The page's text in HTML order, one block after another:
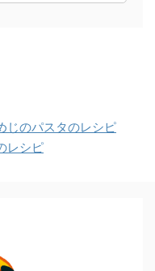
じのパスタのレシピ
レシピ